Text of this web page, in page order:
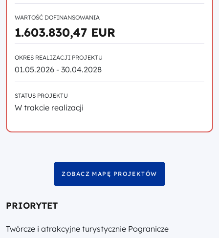
PRIORYTET
Twórcze i atrakcyjne turystycznie Pogranicze
WARTOŚĆ DOFINANSOWANIA
1.603.830,47 EUR
OKRES REALIZACJI PROJEKTU
01.05.2026 - 30.04.2028
STATUS PROJEKTU
W trakcie realizacji
ZOBACZ MAPĘ PROJEKTÓW